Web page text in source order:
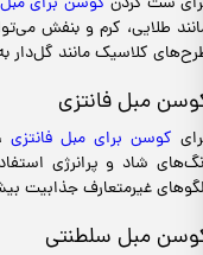
طلایی، کرم و بنفش
کلاسیک مانند
مبل فانتزی
کوسن برای مبل فانتزی
شاد و پرانرژی
غیرمتعارف جذابیت
مبل سلطنتی